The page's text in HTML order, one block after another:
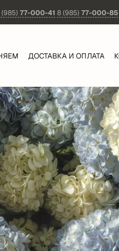
77-000-41 8 (985) 77-000-85
ДОСТАВКА И ОПЛАТА